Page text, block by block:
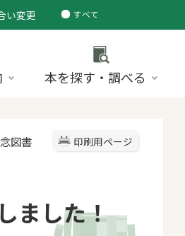
い変更
すべて
ページ
本を探す・調べる
印刷用ページ
図書
ました！